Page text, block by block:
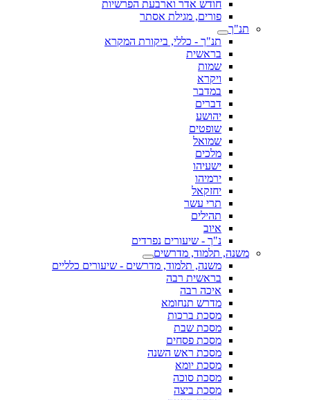
חודש אדר וארבעת הפרשיות
פורים, מגילת אסתר
תנ"ך
תנ"ך - כללי, ביקורת המקרא
בראשית
שמות
ויקרא
במדבר
דברים
יהושע
שופטים
שמואל
מלכים
ישעיהו
ירמיהו
יחזקאל
תרי עשר
תהילים
איוב
נ"ך - שיעורים נפרדים
משנה, תלמוד, מדרשים
משנה, תלמוד, מדרשים - שיעורים כלליים
בראשית רבה
איכה רבה
מדרש תנחומא
מסכת ברכות
מסכת שבת
מסכת פסחים
מסכת ראש השנה
מסכת יומא
מסכת סוכה
מסכת ביצה